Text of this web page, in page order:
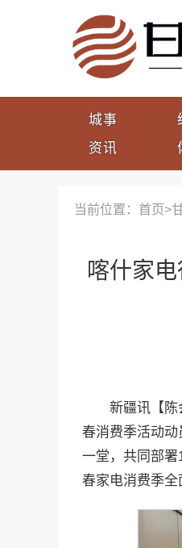
城事
资讯
当前位置：首页>
喀什家
新疆讯【陈
春消费季活动
一堂，共同部
春家电消费季全